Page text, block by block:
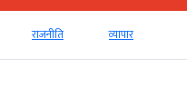
राजनीति व्‍यापार